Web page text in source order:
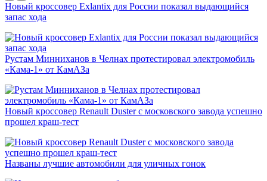
Новый кроссовер Exlantix для России показал выдающийся
запас хода
Рустам Минниханов в Челнах протестировал электромобиль
«Кама-1» от КамАЗа
Новый кроссовер Renault Duster с московского завода успешно
прошел краш-тест
Названы лучшие автомобили для уличных гонок